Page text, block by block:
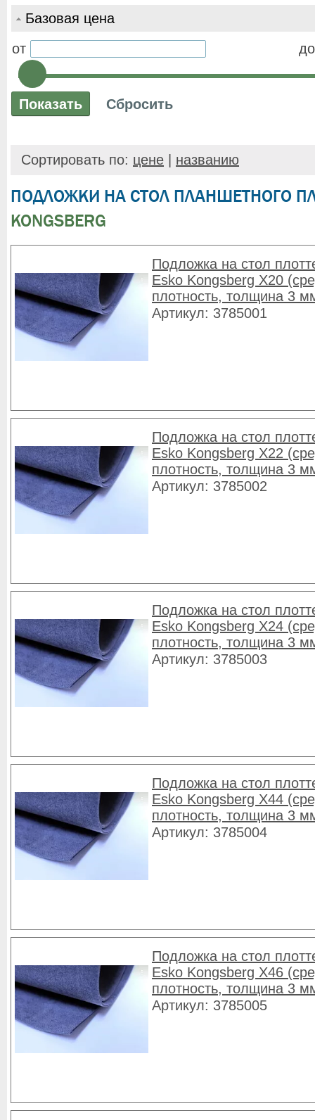
Базовая цена
от
до
Сортировать по: цене | названию
ПОДЛОЖКИ НА СТОЛ ПЛАНШЕТНОГО
KONGSBERG
Подложка на стол
Esko Kongsberg X20
плотность, толщина 3
Артикул: 3785001
Подложка на стол
Esko Kongsberg X22
плотность, толщина 3
Артикул: 3785002
Подложка на стол
Esko Kongsberg X24
плотность, толщина 3
Артикул: 3785003
Подложка на стол
Esko Kongsberg X44
плотность, толщина 3
Артикул: 3785004
Подложка на стол
Esko Kongsberg X46
плотность, толщина 3
Артикул: 3785005